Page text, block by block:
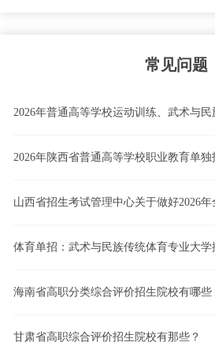
常见问题
2026年普通高等学校运动训练、武术与
体育单招：武术与民族传统体育专业大学
海南省高职分类综合评价招生院校有哪些
甘肃省高职综合评价招生院校有那些？